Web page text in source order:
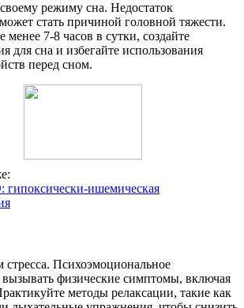
режиму сна. Недостаток
стать причиной головной тяжести.
менее 7-8 часов в сутки, создайте
для сна и избегайте использования
перед сном.
гипоксически-ишемическая
стресса. Психоэмоциональное
физические симптомы, включая
методы релаксации, такие как